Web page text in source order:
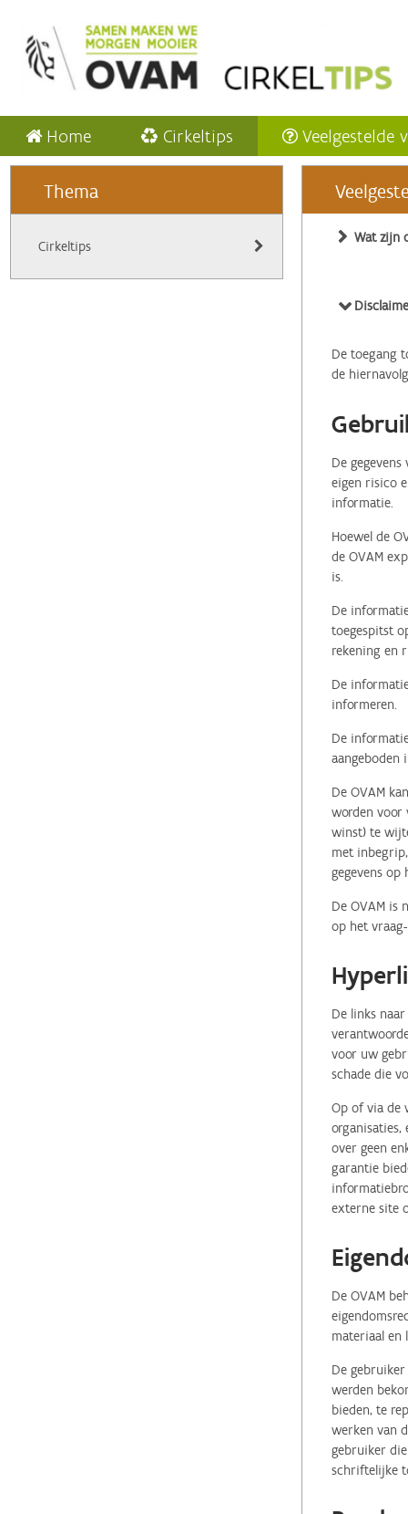
Home Cirkeltips Veelgestelde
Thema
Cirkeltips
Wat zijn
De toegang
de
De
eigen risico
informatie.
Hoewel de
de OVAM
is.
De
toegespitst
rekening en
De
informeren.
De
aangeboden
De OVAM
worden voor
winst) te
met
gegevens
De OVAM is
op het
De links
voor uw
schade die
Op of via de
organisaties,
over geen
garantie
externe site
De OVAM
materiaal en
De
werden
bieden, te
werken van
gebruiker
schriftelijke